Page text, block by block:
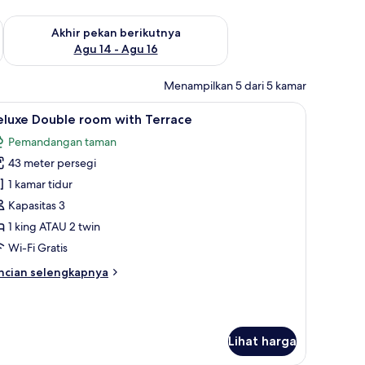
Agu 7 - Agu 9
Akhir pekan berikutnya
Agu 14 - Agu 16
Periksa ketersediaan untuk akhir pekan berikutnya Agu 14 -
Menampilkan 5 dari 5 kamar
keluarga | Televisi layar datar 32-inci dengan saluran TV kabel dan TV
Deluxe Double room with Terrace | 1 kamar
19 Double room with Terrace
Pemandangan taman
43 meter persegi
1 kamar tidur
Kapasitas 3
1 king ATAU 2 twin
Wi-Fi Gratis
selengkapnya
Lihat harga